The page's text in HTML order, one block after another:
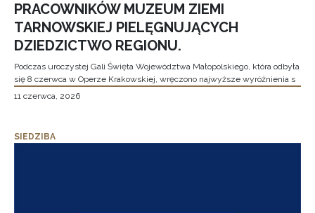
PRACOWNIKÓW MUZEUM ZIEMI
TARNOWSKIEJ PIELĘGNUJĄCYCH
DZIEDZICTWO REGIONU.
Podczas uroczystej Gali Święta Województwa Małopolskiego, która odbyła
się 8 czerwca w Operze Krakowskiej, wręczono najwyższe wyróżnienia s
11 czerwca, 2026
SIEDZIBA